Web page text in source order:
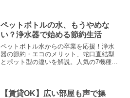
ペットボトルの水、もうやめな
い？浄水器で始める節約生活
ペットボトル水からの卒業を応援！浄水
器の節約・エコのメリット、蛇口直結型
とポット型の違いを解説。人気の7機種を
【賃貸OK】広い部屋も声で操